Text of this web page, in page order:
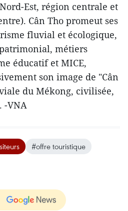
Est, région centrale et
Cân Tho promeut ses
fluvial et écologique,
métiers
éducatif et MICE,
son image de "Cân
du Mékong, civilisée,
-VNA
#offre touristique